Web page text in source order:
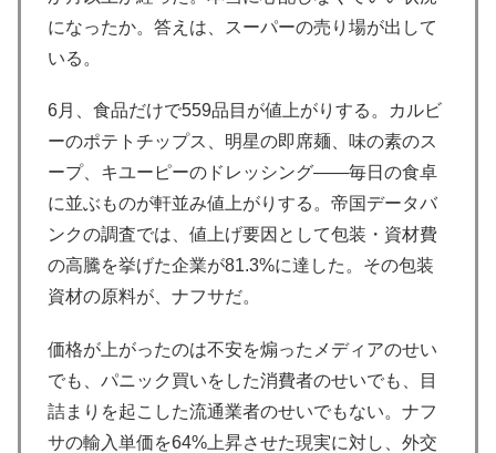
になったか。答えは、スーパーの売り場が出して
いる。
6月、食品だけで559品目が値上がりする。カルビ
ーのポテトチップス、明星の即席麺、味の素のス
ープ、キユーピーのドレッシング——毎日の食卓
に並ぶものが軒並み値上がりする。帝国データバ
ンクの調査では、値上げ要因として包装・資材費
の高騰を挙げた企業が81.3%に達した。その包装
資材の原料が、ナフサだ。
価格が上がったのは不安を煽ったメディアのせい
でも、パニック買いをした消費者のせいでも、目
詰まりを起こした流通業者のせいでもない。ナフ
サの輸入単価を64%上昇させた現実に対し、外交